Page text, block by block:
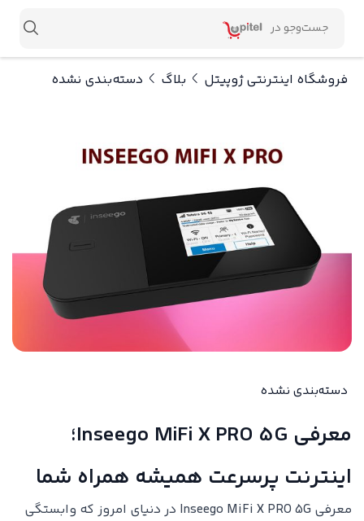
فروشگاه اینترنتی ژوپیتل بلاگ دسته‌بندی نشده
دسته‌بندی نشده
معرفی Inseego MiFi X PRO 5G؛
اینترنت پرسرعت همیشه همراه شما
معرفی Inseego MiFi X PRO 5G در دنیای امروز که وابستگی